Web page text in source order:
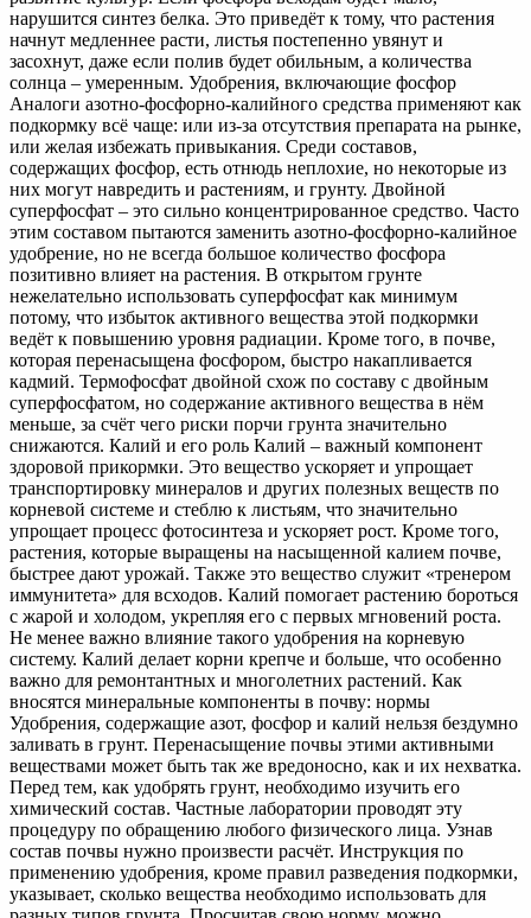
нарушится синтез белка. Это приведёт к тому, что растения
начнут медленнее расти, листья постепенно увянут и
засохнут, даже если полив будет обильным, а количества
солнца – умеренным. Удобрения, включающие фосфор
Аналоги азотно-фосфорно-калийного средства применяют как
подкормку всё чаще: или из-за отсутствия препарата на рынке,
или желая избежать привыкания. Среди составов,
содержащих фосфор, есть отнюдь неплохие, но некоторые из
них могут навредить и растениям, и грунту. Двойной
суперфосфат – это сильно концентрированное средство. Часто
этим составом пытаются заменить азотно-фосфорно-калийное
удобрение, но не всегда большое количество фосфора
позитивно влияет на растения. В открытом грунте
нежелательно использовать суперфосфат как минимум
потому, что избыток активного вещества этой подкормки
ведёт к повышению уровня радиации. Кроме того, в почве,
которая перенасыщена фосфором, быстро накапливается
кадмий. Термофосфат двойной схож по составу с двойным
суперфосфатом, но содержание активного вещества в нём
меньше, за счёт чего риски порчи грунта значительно
снижаются. Калий и его роль Калий – важный компонент
здоровой прикормки. Это вещество ускоряет и упрощает
транспортировку минералов и других полезных веществ по
корневой системе и стеблю к листьям, что значительно
упрощает процесс фотосинтеза и ускоряет рост. Кроме того,
растения, которые выращены на насыщенной калием почве,
быстрее дают урожай. Также это вещество служит «тренером
иммунитета» для всходов. Калий помогает растению бороться
с жарой и холодом, укрепляя его с первых мгновений роста.
Не менее важно влияние такого удобрения на корневую
систему. Калий делает корни крепче и больше, что особенно
важно для ремонтантных и многолетних растений. Как
вносятся минеральные компоненты в почву: нормы
Удобрения, содержащие азот, фосфор и калий нельзя бездумно
заливать в грунт. Перенасыщение почвы этими активными
веществами может быть так же вредоносно, как и их нехватка.
Перед тем, как удобрять грунт, необходимо изучить его
химический состав. Частные лаборатории проводят эту
процедуру по обращению любого физического лица. Узнав
состав почвы нужно произвести расчёт. Инструкция по
применению удобрения, кроме правил разведения подкормки,
указывает, сколько вещества необходимо использовать для